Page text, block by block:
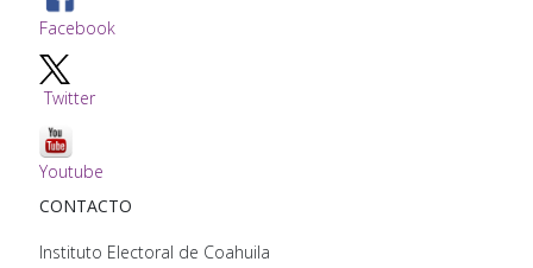
Facebook
Twitter
Youtube
CONTACTO
Instituto Electoral de Coahuila